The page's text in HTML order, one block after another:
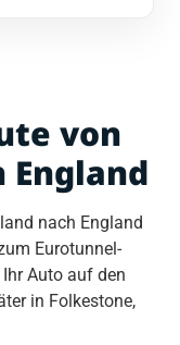
von
England
nach England
Eurotunnel-
Auto auf den
in Folkestone,